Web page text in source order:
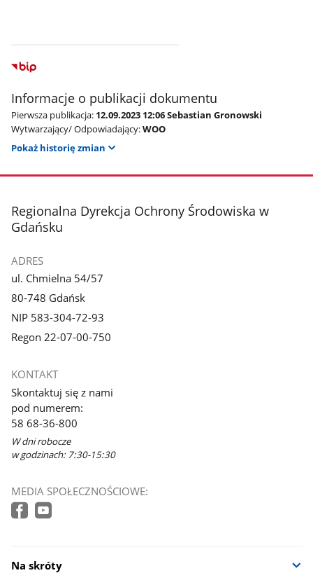
Informacje o publikacji dokumentu
Pierwsza publikacja: 12.09.2023 12:06 Sebastian Gronowski
Wytwarzający/ Odpowiadający:WOO
Pokaż historię zmian
stopka
Regionalna Dyrekcja Ochrony Środowiska w
Gdańsku
ADRES
ul. Chmielna 54/57
80-748 Gdańsk
NIP 583-304-72-93
Regon 22-07-00-750
KONTAKT
Skontaktuj się z nami
pod numerem:
58 68-36-800
W dni robocze
w godzinach: 7:30-15:30
MEDIA SPOŁECZNOŚCIOWE:
Na skróty